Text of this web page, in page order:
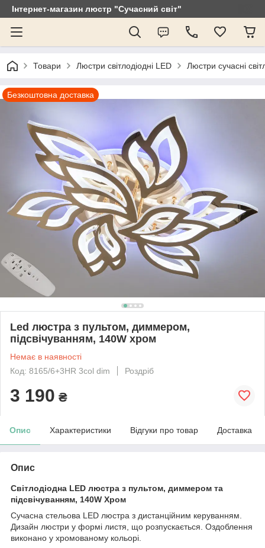
Інтернет-магазин люстр "Сучасний світ"
Товари Люстри світлодіодні LED Люстри сучасні
Безкоштовна доставка
Led люстра з пультом, диммером,
підсвічуванням, 140W хром
Немає в наявності
Код: 8165/6+3HR 3col dim
Роздріб
3 190 ₴
Опис Характеристики Відгуки про товар Доставка
Опис
Світлодіодна LED люстра з пультом, диммером та
підсвічуванням, 140W Хром
Сучасна стельова LED люстра з дистанційним керуванням.
Дизайн люстри у формі листя, що розпускається. Оздоблення
виконано у хромованому кольорі.